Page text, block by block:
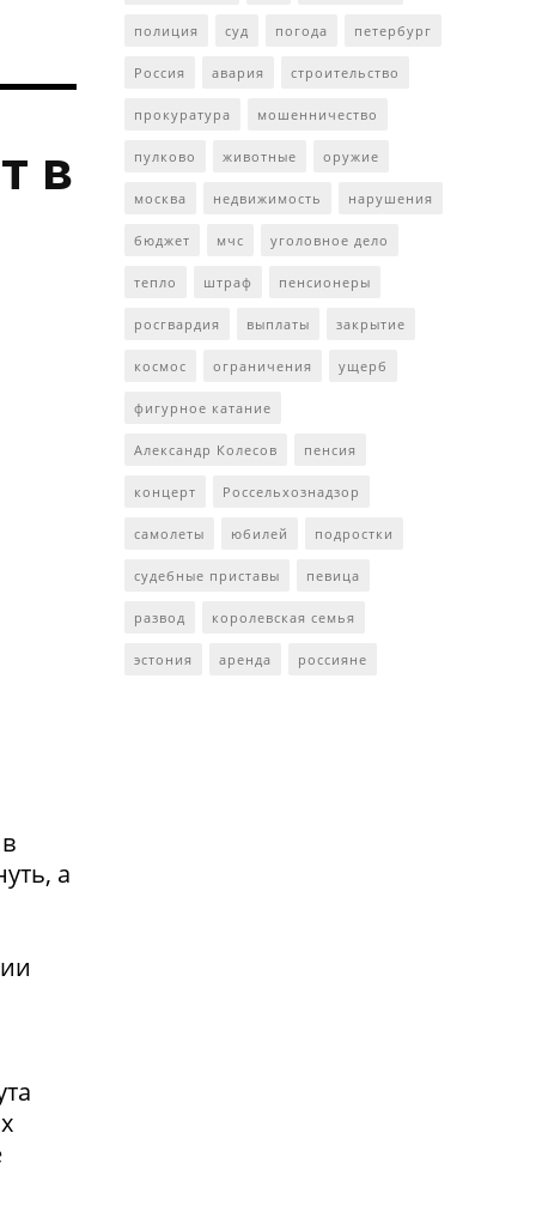
в
а
полиция суд погода петербург
Россия авария строительство
прокуратура мошенничество
пулково животные оружие
москва недвижимость нарушения
бюджет мчс уголовное дело
тепло штраф пенсионеры
росгвардия выплаты закрытие
космос ограничения ущерб
фигурное катание
Александр Колесов пенсия
концерт Россельхознадзор
самолеты юбилей подростки
судебные приставы певица
развод королевская семья
эстония аренда россияне